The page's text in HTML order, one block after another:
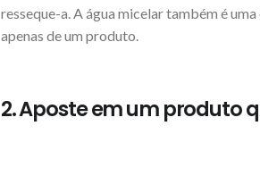
resseque-a. A água micelar também é
apenas de um produto.
2. Aposte em um produto